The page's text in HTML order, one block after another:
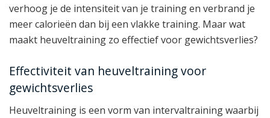
verhoog je de intensiteit van je training en verbrand je
meer calorieën dan bij een vlakke training. Maar wat
maakt heuveltraining zo effectief voor gewichtsverlies?
Effectiviteit van heuveltraining voor
gewichtsverlies
Heuveltraining is een vorm van intervaltraining waarbij